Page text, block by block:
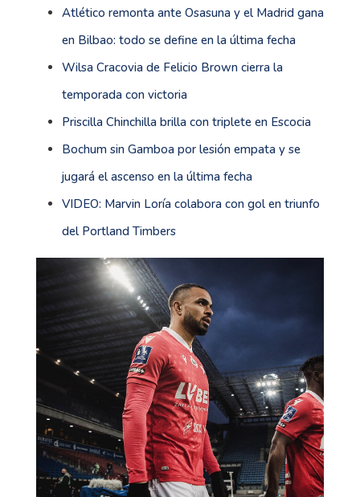
Atlético remonta ante Osasuna y el Madrid gana
en Bilbao: todo se define en la última fecha
Wilsa Cracovia de Felicio Brown cierra la
temporada con victoria
Priscilla Chinchilla brilla con triplete en Escocia
Bochum sin Gamboa por lesión empata y se
jugará el ascenso en la última fecha
VIDEO: Marvin Loría colabora con gol en triunfo
del Portland Timbers